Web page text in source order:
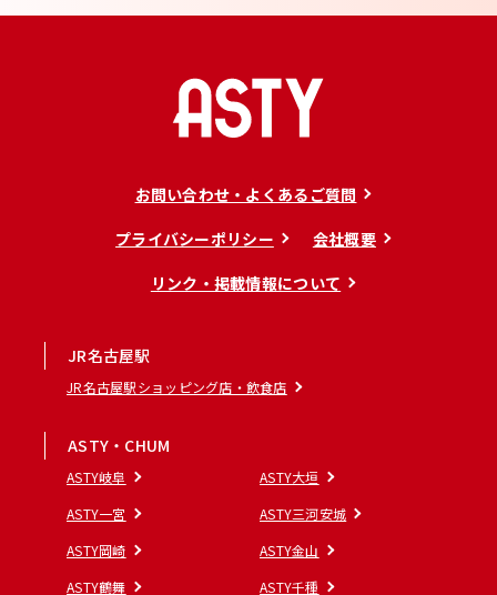
お問い合わせ・よくあるご質問
プライバシーポリシー
会社概要
リンク・掲載情報について
JR名古屋駅
JR名古屋駅ショッピング店・飲食店
ASTY・CHUM
ASTY岐阜
ASTY大垣
ASTY一宮
ASTY三河安城
ASTY岡崎
ASTY金山
ASTY鶴舞
ASTY千種